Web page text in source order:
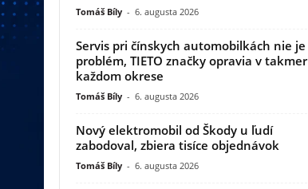
Tomáš Bíly - 6. augusta 2026
Servis pri čínskych automobilkách nie je
problém, TIETO značky opravia v takmer
každom okrese
Tomáš Bíly - 6. augusta 2026
Nový elektromobil od Škody u ľudí
zabodoval, zbiera tisíce objednávok
Tomáš Bíly - 6. augusta 2026